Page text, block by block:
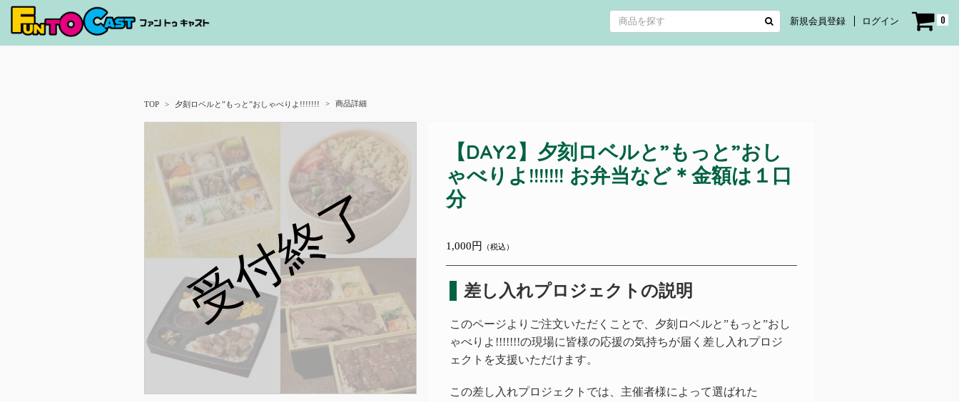
新規会員登録 ログイン 0
TOP 夕刻ロベルと”もっと”おしゃべりよ!!!!!!! 商品詳細
受付終了
【DAY2】夕刻ロベルと”もっと”おし
ゃべりよ!!!!!!! お弁当など＊金額は１口
分
1,000円 （税込）
差し入れプロジェクトの説明
このページよりご注文いただくことで、 夕刻ロベルと”もっと”おし
ゃべりよ!!!!!!!の現場に皆様の応援の気持ちが届く差し入れプロジ
ェクトを支援いただけます。
この差し入れプロジェクトでは、主催者様によって選ばれた